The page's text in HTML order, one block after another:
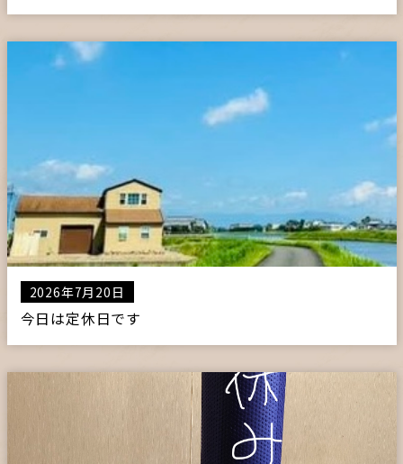
2026年7月20日
今日は定休日です